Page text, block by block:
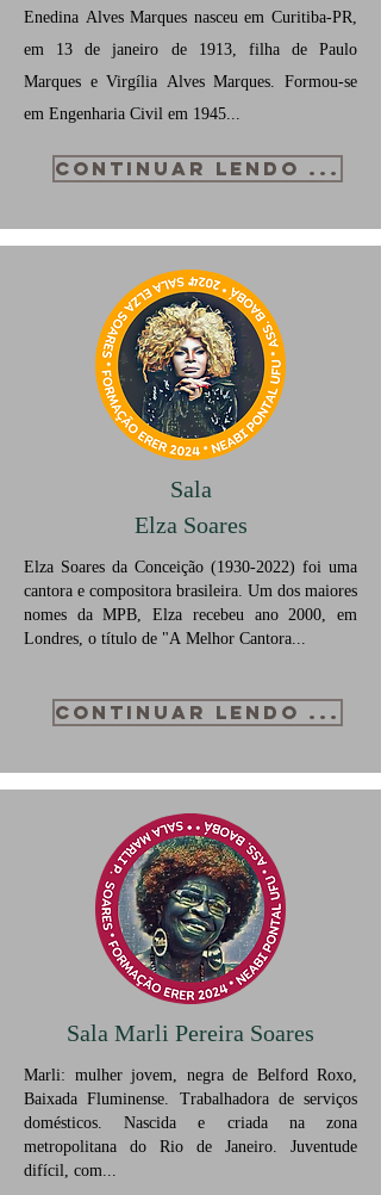
Enedina Alves Marques nasceu em Curitiba-PR,
em 13 de janeiro de 1913, filha de Paulo
Marques e Virgília Alves Marques. Formou-se
em Engenharia Civil em 1945...
CONTINUAR LENDO ...
Sala
Elza Soares
Elza Soares da Conceição (1930-2022) foi uma
cantora e compositora brasileira. Um dos maiores
nomes da MPB, Elza recebeu ano 2000, em
Londres, o título de "A Melhor Cantora...
CONTINUAR LENDO ...
Sala Marli Pereira Soares
Marli: mulher jovem, negra de Belford Roxo,
Baixada Fluminense. Trabalhadora de serviços
domésticos. Nascida e criada na zona
metropolitana do Rio de Janeiro. Juventude
difícil, com...